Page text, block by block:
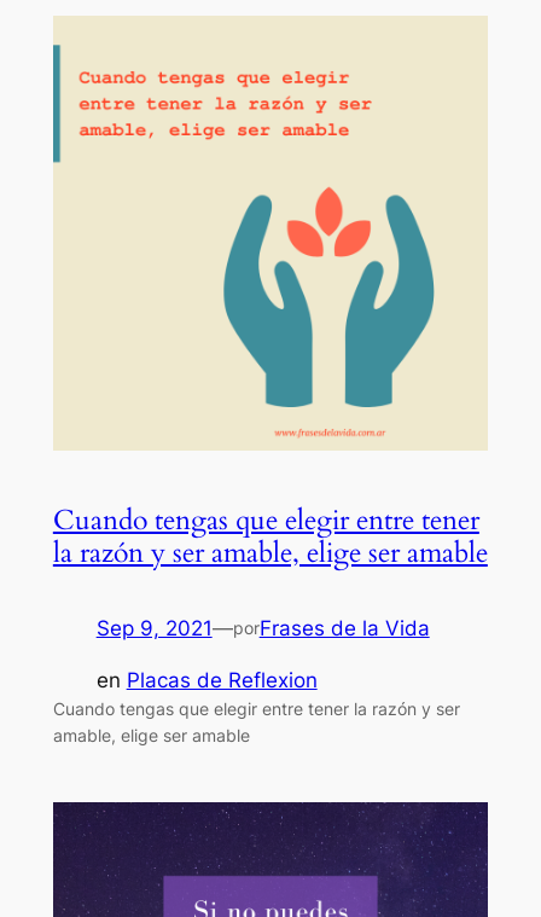
Cuando tengas que elegir entre tener
la razón y ser amable, elige ser amable
Sep 9, 2021—porFrases de la Vida
en Placas de Reflexion
Cuando tengas que elegir entre tener la razón y ser
amable, elige ser amable